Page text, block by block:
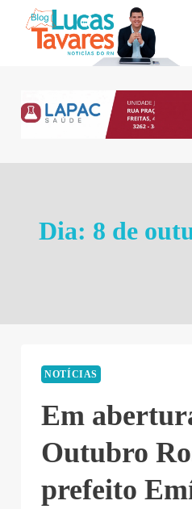
Dia: 8 de
NOTÍCIAS
Em
Outubro
prefeito